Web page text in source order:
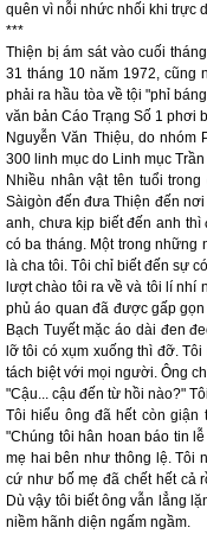
quên vì nỗi nhức nhối khi trực
***
Thiện bị ám sát vào cuối
31 tháng 10 năm 1972, cũng
phải ra hầu tòa về tội "phỉ
văn bản Cáo Trạng Số 1 phơi
Nguyễn Văn Thiệu, do nhóm
300 linh mục do Linh mục
Nhiều nhân vật tên tuổi
Sàigòn đến đưa Thiện đến
anh, chưa kịp biết đến anh
có ba tháng. Một trong những
là cha tôi. Tôi chỉ biết đến sự
lượt chào tôi ra về và tôi lí nhí
phủ áo quan đã được gấp
Bạch Tuyết mặc áo dài đen
lỡ tôi có xụm xuống thì đỡ.
tách biệt với mọi người. Ông
"Cậu... cậu đến từ hồi nào?"
Tôi hiểu ông đã hết còn giận
"Chúng tôi hân hoan báo tin
mẹ hai bên như thông lệ. Tôi
cứ như bố mẹ đã chết hết cả
Dù vậy tôi biết ông vẫn lẳng
niềm hãnh diện ngấm ngầm.